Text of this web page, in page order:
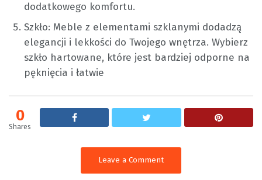
dodatkowego komfortu.
Szkło: Meble z elementami szklanymi dodadzą
elegancji i lekkości do Twojego wnętrza. Wybierz
szkło hartowane, które jest bardziej odporne na
pęknięcia i łatwie
0
Shares
Leave a Comment